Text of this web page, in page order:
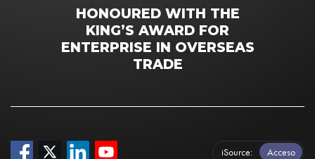
HONOURED WITH THE
KING’S AWARD FOR
ENTERPRISE IN OVERSEAS
TRADE
iSource Acceso